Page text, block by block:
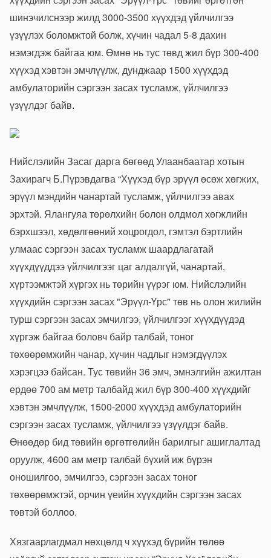
шинэчилснээр жилд 3000-3500 хүүхдэд үйлчилгээ
үзүүлэх боломжтой болж, хүчин чадал 5-8 дахин
нэмэгдэж байгаа юм. Өмнө нь тус төвд жил бүр 300-400
хүүхэд хэвтэн эмчлүүлж, дунджаар 1500 хүүхдэд
амбулаторийн сэргээн засах тусламж, үйлчилгээ
үзүүлдэг байв.
Нийслэлийн Засаг дарга бөгөөд Улаанбаатар хотын
Захирагч Б.Пүрэвдагва “Хүүхэд бүр эрүүл өсөж хөгжих,
эрүүл мэндийн чанартай тусламж, үйлчилгээ авах
эрхтэй. Ялангуяа төрөлхийн болон олдмол хөгжлийн
бэрхшээл, хөдөлгөөний хоцрогдол, гэмтэл бэртлийн
улмаас сэргээн засах тусламж шаардлагатай
хүүхдүүддээ үйлчилгээг цаг алдалгүй, чанартай,
хүртээмжтэй хүргэх нь төрийн үүрэг юм. Нийслэлийн
хүүхдийн сэргээн засах "Эрүүл-Үрс" төв нь олон жилийн
турш сэргээн засах эмчилгээ, үйлчилгээг хүүхдүүдэд
хүргэж байгаа боловч байр талбай, тоног
төхөөрөмжийн чанар, хүчин чадлыг нэмэгдүүлэх
хэрэгцээ байсан. Тус төвийн 36 эмч, эмнэлгийн ажилтан
ердөө 700 ам метр талбайд жил бүр 300-400 хүүхдийг
хэвтэн эмчлүүлж, 1500-2000 хүүхдэд амбулаторийн
сэргээн засах тусламж, үйлчилгээ үзүүлдэг байв.
Өнөөдөр бид төвийн өргөтгөлийн барилгыг ашиглалтад
оруулж, 4600 ам метр талбай бүхий иж бүрэн
оношилгоо, эмчилгээ, сэргээн засах тоног
төхөөрөмжтэй, орчин үеийн хүүхдийн сэргээн засах
төвтэй боллоо.
Хязгаарлагдмал нөхцөлд ч хүүхэд бүрийн төлөө